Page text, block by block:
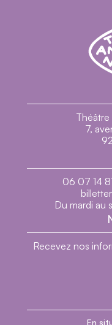
Théâtre
7,
06 07 14
Du mardi au
Recevez nos
En